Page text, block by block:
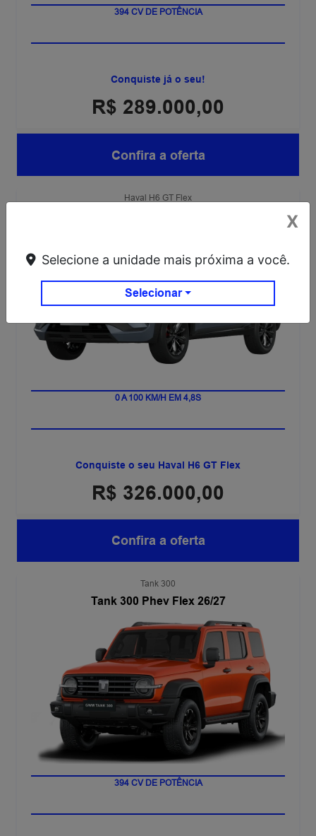
LANÇAMENTO
Conquiste já o seu!
R$ 289.000,00
Confira a oferta
Haval H6 GT Flex
HÍBRIDO PLUG-IN FLEX
Conquiste o seu Haval H6 GT Flex
R$ 326.000,00
Confira a oferta
Tank 300
Tank 300 Phev Flex 26/27
MOTOR 2.0 TURBO
X
Selecione a unidade mais próxima a você.
Selecionar